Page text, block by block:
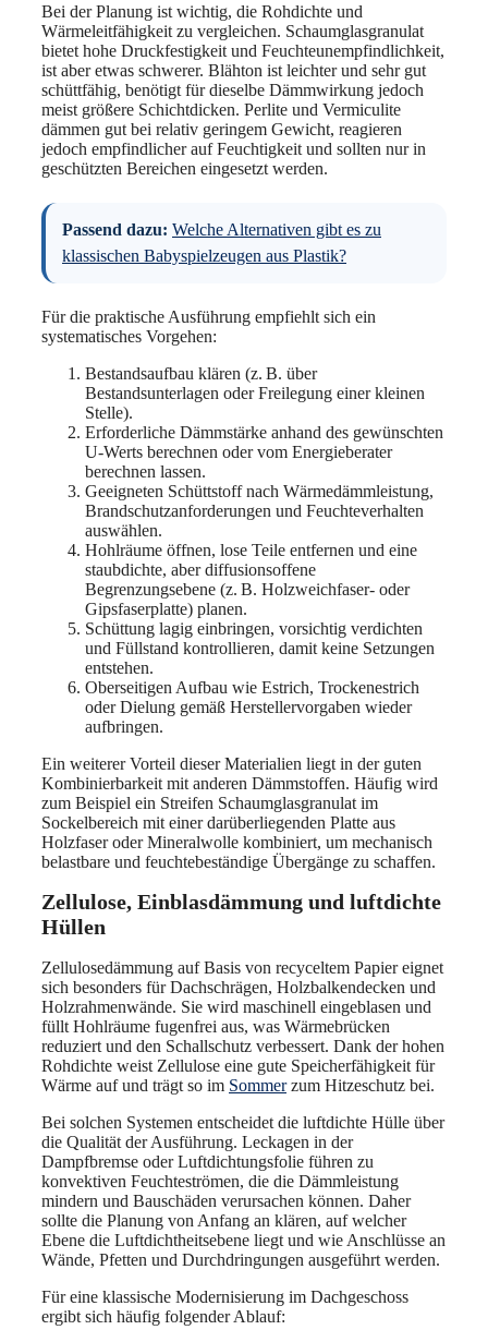
Bei der Planung ist wichtig, die Rohdichte und
Wärmeleitfähigkeit zu vergleichen. Schaumglasgranulat
bietet hohe Druckfestigkeit und Feuchteunempfindlichkeit,
ist aber etwas schwerer. Blähton ist leichter und sehr gut
schüttfähig, benötigt für dieselbe Dämmwirkung jedoch
meist größere Schichtdicken. Perlite und Vermiculite
dämmen gut bei relativ geringem Gewicht, reagieren
jedoch empfindlicher auf Feuchtigkeit und sollten nur in
geschützten Bereichen eingesetzt werden.
Passend dazu: Welche Alternativen gibt es zu
klassischen Babyspielzeugen aus Plastik?
Für die praktische Ausführung empfiehlt sich ein
systematisches Vorgehen:
Bestandsaufbau klären (z. B. über
Bestandsunterlagen oder Freilegung einer kleinen
Stelle).
Erforderliche Dämmstärke anhand des gewünschten
U-Werts berechnen oder vom Energieberater
berechnen lassen.
Geeigneten Schüttstoff nach Wärmedämmleistung,
Brandschutzanforderungen und Feuchteverhalten
auswählen.
Hohlräume öffnen, lose Teile entfernen und eine
staubdichte, aber diffusionsoffene
Begrenzungsebene (z. B. Holzweichfaser- oder
Gipsfaserplatte) planen.
Schüttung lagig einbringen, vorsichtig verdichten
und Füllstand kontrollieren, damit keine Setzungen
entstehen.
Oberseitigen Aufbau wie Estrich, Trockenestrich
oder Dielung gemäß Herstellervorgaben wieder
aufbringen.
Ein weiterer Vorteil dieser Materialien liegt in der guten
Kombinierbarkeit mit anderen Dämmstoffen. Häufig wird
zum Beispiel ein Streifen Schaumglasgranulat im
Sockelbereich mit einer darüberliegenden Platte aus
Holzfaser oder Mineralwolle kombiniert, um mechanisch
belastbare und feuchtebeständige Übergänge zu schaffen.
Zellulose, Einblasdämmung und luftdichte
Hüllen
Zellulosedämmung auf Basis von recyceltem Papier eignet
sich besonders für Dachschrägen, Holzbalkendecken und
Holzrahmenwände. Sie wird maschinell eingeblasen und
füllt Hohlräume fugenfrei aus, was Wärmebrücken
reduziert und den Schallschutz verbessert. Dank der hohen
Rohdichte weist Zellulose eine gute Speicherfähigkeit für
Wärme auf und trägt so im Sommerzum Hitzeschutz bei.
Bei solchen Systemen entscheidet die luftdichte Hülle über
die Qualität der Ausführung. Leckagen in der
Dampfbremse oder Luftdichtungsfolie führen zu
konvektiven Feuchteströmen, die die Dämmleistung
mindern und Bauschäden verursachen können. Daher
sollte die Planung von Anfang an klären, auf welcher
Ebene die Luftdichtheitsebene liegt und wie Anschlüsse an
Wände, Pfetten und Durchdringungen ausgeführt werden.
Für eine klassische Modernisierung im Dachgeschoss
ergibt sich häufig folgender Ablauf: